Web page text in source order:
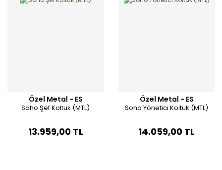
Özel Metal - ES
Soho Şef Koltuk (MTL)
13.959,00 TL
Özel Metal - ES
Soho Yönetici Koltuk (MTL)
14.059,00 TL